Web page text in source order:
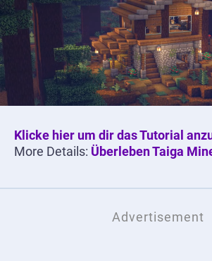
Klicke hier um dir das Tutorial
More Details: Überleben Taiga